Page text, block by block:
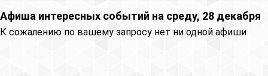
Афиша интересных событий на среду, 28 декабря
К сожалению по вашему запросу нет ни одной афиши